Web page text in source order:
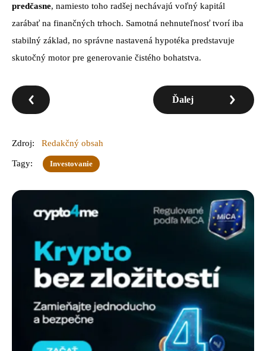
predčasne, namiesto toho radšej nechávajú voľný kapitál
zarábať na finančných trhoch. Samotná nehnuteľnosť tvorí iba
stabilný základ, no správne nastavená hypotéka predstavuje
skutočný motor pre generovanie čistého bohatstva.
Ďalej
Zdroj: Redakčný obsah
Tagy: Investovanie